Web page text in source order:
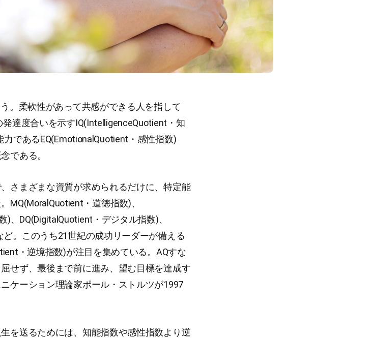
。柔軟性があって共感ができる人を指して
発達度合いを示すIQ(IntelligenceQuotient・知
であるEQ(EmotionalQuotient・感性指数)
である。
さまざまな資質が求められるだけに、特定能
MQ(MoralQuotient・道徳指数)、
、DQ(DigitalQuotient・デジタル指数)、
。このうち21世紀の成功リーダーが備える
・逆境指数)が注目を集めている。AQすな
せず、最後まで前に進み、望む目標を達成す
ケーション理論家ポール・ストルツが1997
を送るためには、知能指数や感性指数より逆